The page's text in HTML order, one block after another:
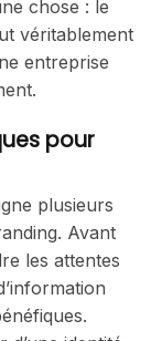
chose : le
véritablement
entreprise
pour
plusieurs
Avant
les attentes